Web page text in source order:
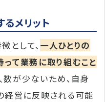
メリット
として、 一人ひとりの
て業務に取り組むこと
が少ないため、自身
経営に反映される可能